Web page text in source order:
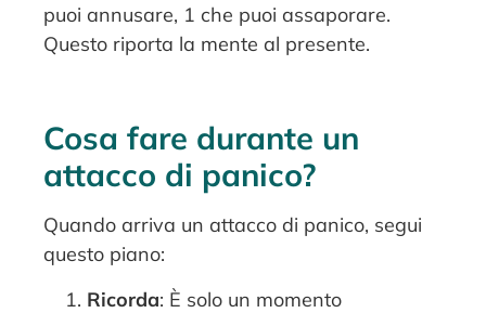
puoi annusare, 1 che puoi assaporare.
Questo riporta la mente al presente.
Cosa fare durante un
attacco di panico?
Quando arriva un attacco di panico, segui
questo piano:
Ricorda: È solo un momento